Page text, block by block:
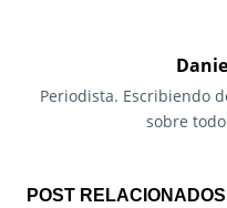
a
i
Periodista. Escribiendo
sobre
POST RELACIONADOS